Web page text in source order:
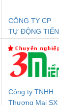
CÔNG TY CP
TỰ ĐỘNG TIẾN
Công ty TNHH
Thương Mại SX